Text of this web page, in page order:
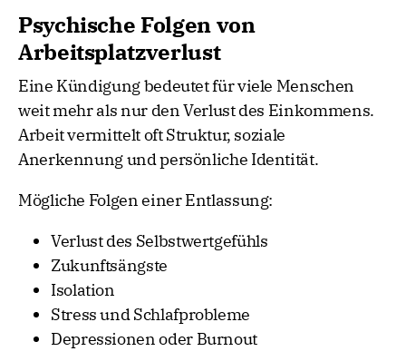
Psychische Folgen von
Arbeitsplatzverlust
Eine Kündigung bedeutet für viele Menschen
weit mehr als nur den Verlust des Einkommens.
Arbeit vermittelt oft Struktur, soziale
Anerkennung und persönliche Identität.
Mögliche Folgen einer Entlassung:
Verlust des Selbstwertgefühls
Zukunftsängste
Isolation
Stress und Schlafprobleme
Depressionen oder Burnout